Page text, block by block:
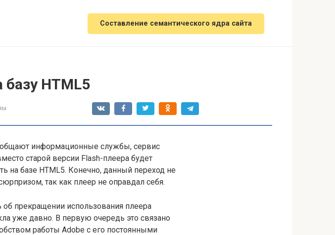
Составление семантического ядра сайта
HTML5
информационные службы, сервис
старой версии Flash-плеера будет
на базе HTML5. Конечно, данный переход не
так как плеер не оправдал себя.
прекращении использования плеера
уже давно. В первую очередь это связано
работы Adobe с его постоянными